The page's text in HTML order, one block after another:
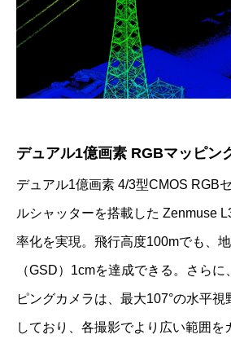
デュアル1億画素 RGBマッピン
デュアル1億画素 4/3型CMOS RGB
ルシャッターを搭載した Zenmuse
率化を実現。飛行高度100mでも、
（GSD）1cmを達成できる。さら
ピングカメラは、最大107°の水平視
しており、各撮影でより広い範囲を